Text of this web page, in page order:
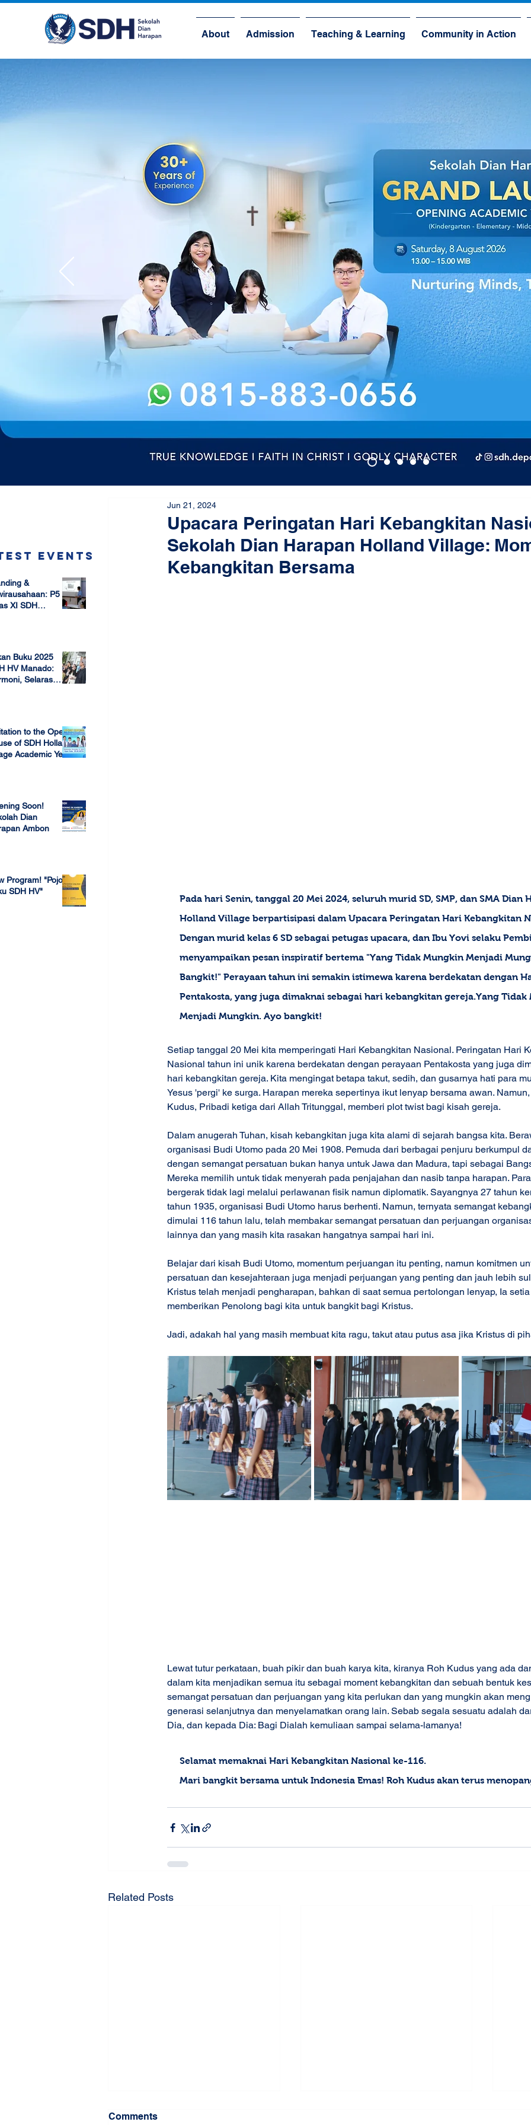
About Admission Teaching & Learning Community in Action
Events
&
P5
XI SDH
Buku 2025
HV Manado:
Selaras
to the Open
of SDH Holland
Academic Year
Soon!
Dian
Ambon
Program! "Pojok
SDH HV"
Upacara Peringatan Hari Kebangkitan
Sekolah Dian Harapan Holland Village:
Kebangkitan Bersama
Jun 21, 2024
Pada hari Senin, tanggal 20 Mei 2024, seluruh murid SD, SMP, dan SMA Dian
Holland Village berpartisipasi dalam Upacara Peringatan Hari Kebangkitan
Dengan murid kelas 6 SD sebagai petugas upacara, dan Ibu Yovi selaku
menyampaikan pesan inspiratif bertema "Yang Tidak Mungkin Menjadi
Bangkit!" Perayaan tahun ini semakin istimewa karena berdekatan dengan
Pentakosta, yang juga dimaknai sebagai hari kebangkitan gereja.Yang
Menjadi Mungkin. Ayo bangkit!
Setiap tanggal 20 Mei kita memperingati Hari Kebangkitan Nasional. Peringatan Hari
Nasional tahun ini unik karena berdekatan dengan perayaan Pentakosta yang juga
hari kebangkitan gereja. Kita mengingat betapa takut, sedih, dan gusarnya hati para
Yesus 'pergi' ke surga. Harapan mereka sepertinya ikut lenyap bersama awan.
Kudus, Pribadi ketiga dari Allah Tritunggal, memberi plot twist bagi kisah gereja.
Dalam anugerah Tuhan, kisah kebangkitan juga kita alami di sejarah bangsa kita.
organisasi Budi Utomo pada 20 Mei 1908. Pemuda dari berbagai penjuru berkumpul
dengan semangat persatuan bukan hanya untuk Jawa dan Madura, tapi sebagai
Mereka memilih untuk tidak menyerah pada penjajahan dan nasib tanpa harapan.
bergerak tidak lagi melalui perlawanan fisik namun diplomatik. Sayangnya 27 tahun
tahun 1935, organisasi Budi Utomo harus berhenti. Namun, ternyata semangat
dimulai 116 tahun lalu, telah membakar semangat persatuan dan perjuangan
lainnya dan yang masih kita rasakan hangatnya sampai hari ini.
Belajar dari kisah Budi Utomo, momentum perjuangan itu penting, namun komitmen
persatuan dan kesejahteraan juga menjadi perjuangan yang penting dan jauh lebih
Kristus telah menjadi pengharapan, bahkan di saat semua pertolongan lenyap, Ia
memberikan Penolong bagi kita untuk bangkit bagi Kristus.
Jadi, adakah hal yang masih membuat kita ragu, takut atau putus asa jika Kristus di
Lewat tutur perkataan, buah pikir dan buah karya kita, kiranya Roh Kudus yang ada
dalam kita menjadikan semua itu sebagai moment kebangkitan dan sebuah bentuk
semangat persatuan dan perjuangan yang kita perlukan dan yang mungkin akan
generasi selanjutnya dan menyelamatkan orang lain. Sebab segala sesuatu adalah
Dia, dan kepada Dia: Bagi Dialah kemuliaan sampai selama-lamanya!
Selamat memaknai Hari Kebangkitan Nasional ke-116.
Mari bangkit bersama untuk Indonesia Emas! Roh Kudus akan terus
Related Posts
Comments